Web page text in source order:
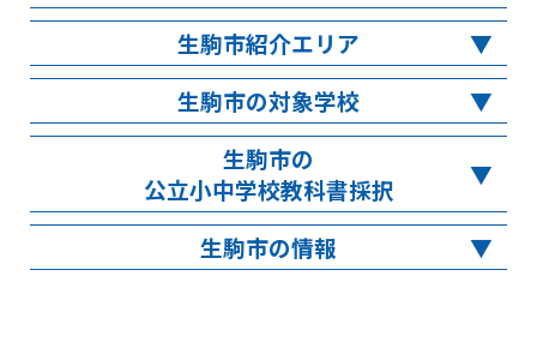
生駒市紹介エリア
生駒市の対象学校
生駒市の
公立小中学校教科書採択
生駒市の情報